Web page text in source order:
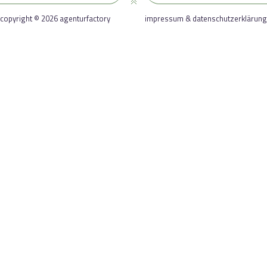
copyright © 2026 agenturfactory impressum & datenschutzerklärung